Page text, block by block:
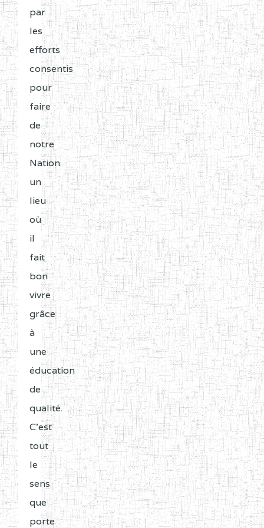
par
les
efforts
consentis
pour
faire
de
notre
Nation
un
lieu
où
il
fait
bon
vivre
grâce
à
une
éducation
de
qualité.
C'est
tout
le
sens
que
porte